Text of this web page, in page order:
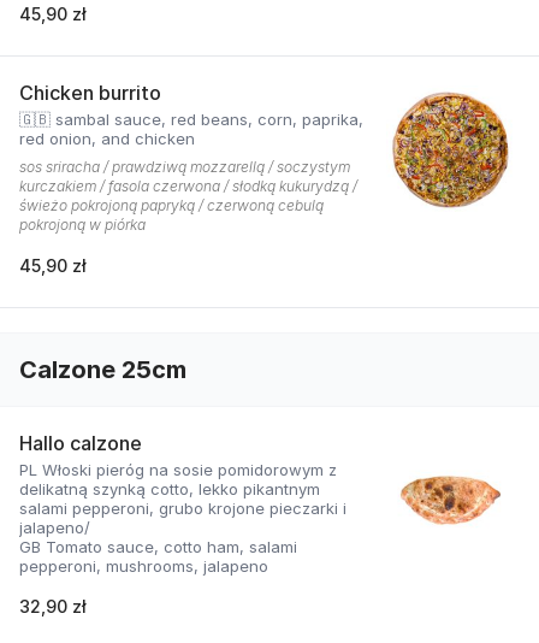
45,90 zł
Chicken burrito
🇬🇧 sambal sauce, red beans, corn, paprika,
red onion, and chicken
sos sriracha / prawdziwą mozzarellą / soczystym
kurczakiem / fasola czerwona / słodką kukurydzą /
świeżo pokrojoną papryką / czerwoną cebulą
pokrojoną w piórka
45,90 zł
Calzone 25cm
Hallo calzone
PL Włoski pieróg na sosie pomidorowym z
delikatną szynką cotto, lekko pikantnym
salami pepperoni, grubo krojone pieczarki i
jalapeno/
GB Tomato sauce, cotto ham, salami
pepperoni, mushrooms, jalapeno
32,90 zł